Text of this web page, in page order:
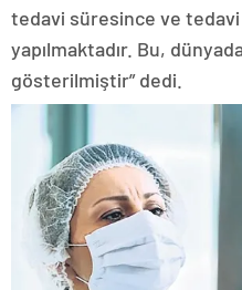
tedavi süresince ve
yapılmaktadır. Bu,
gösterilmiştir” dedi.